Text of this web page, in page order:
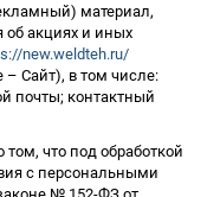
материал,
акциях и иных
new.weldteh.ru/
Сайт), в том числе:
почты; контактный
что под обработкой
с персональными